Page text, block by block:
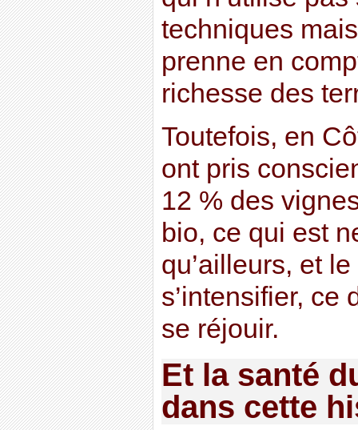
techniques
prenne en
richesse des
Toutefois, en
ont pris
12 % des
bio, ce qui est
qu’ailleurs, et
s’intensifier, ce
se réjouir.
Et la santé
dans cette